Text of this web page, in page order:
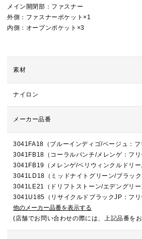
メイン開閉部：ファスナー
外側：ファスナーポケット×1
内側：オープンポケット×3
素材
ナイロン
メーカー品番
3041FA18（ブルーインディゴ/ベージュ：フ
3041FB18（コーラルパンチ/メレンゲ：フリ
3041FB19（メレンゲ/ペリウィンクルドリー
3041LD18（ミッドナイトグリーン/ブラック
3041LE21（ドリフトストーン/エデングリー
3041U185（リサイクルドブラックJP：フリ
他のメーカー品番を表示する
(店舗でお問い合わせの際には、上記品番を